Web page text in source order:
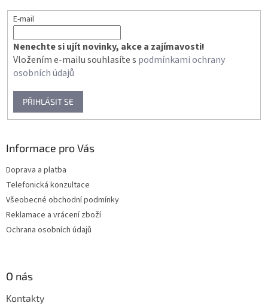
E-mail
Nenechte si ujít novinky, akce a zajímavosti!
Vložením e-mailu souhlasíte s podmínkami ochrany
osobních údajů
PŘIHLÁSIT SE
Informace pro Vás
Doprava a platba
Telefonická konzultace
Všeobecné obchodní podmínky
Reklamace a vrácení zboží
Ochrana osobních údajů
O nás
Kontakty